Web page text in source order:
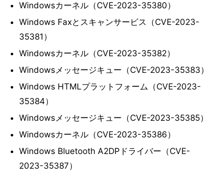
Windowsカーネル（CVE-2023-35380）
Windows Faxとスキャンサービス（CVE-2023-
35381）
Windowsカーネル（CVE-2023-35382）
Windowsメッセージキュー（CVE-2023-35383）
Windows HTMLプラットフォーム（CVE-2023-
35384）
Windowsメッセージキュー（CVE-2023-35385）
Windowsカーネル（CVE-2023-35386）
Windows Bluetooth A2DPドライバー（CVE-
2023-35387）